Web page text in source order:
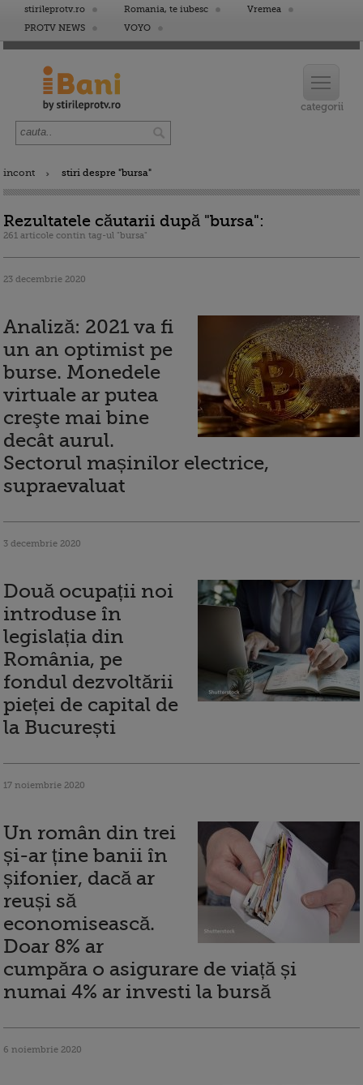
stirileprotv.ro Romania, te iubesc
Vremea
PROTV NEWS
VOYO
incont stiri despre "bursa"
Rezultatele căutarii după "bursa":
261 articole contin tag-ul "bursa"
23 decembrie 2020
Analiză: 2021 va fi
un an optimist pe
burse. Monedele
virtuale ar putea
creşte mai bine
decât aurul.
Sectorul mașinilor electrice,
supraevaluat
3 decembrie 2020
Două ocupații noi
introduse în
legislația din
România, pe
fondul dezvoltării
pieței de capital de
la București
17 noiembrie 2020
Un român din trei
și-ar ține banii în
șifonier, dacă ar
reuși să
economisească.
Doar 8% ar
cumpăra o asigurare de viață și
numai 4% ar investi la bursă
6 noiembrie 2020